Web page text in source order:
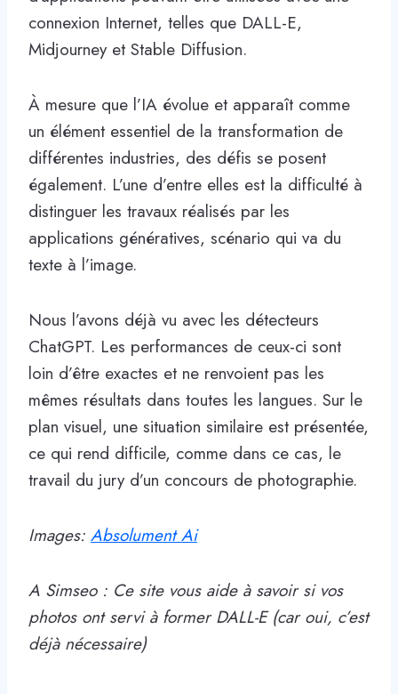
connexion Internet, telles que DALL-E,
Midjourney et Stable Diffusion.
À mesure que l’IA évolue et apparaît comme
un élément essentiel de la transformation de
différentes industries, des défis se posent
également. L’une d’entre elles est la difficulté à
distinguer les travaux réalisés par les
applications génératives, scénario qui va du
texte à l’image.
Nous l’avons déjà vu avec les détecteurs
ChatGPT. Les performances de ceux-ci sont
loin d’être exactes et ne renvoient pas les
mêmes résultats dans toutes les langues. Sur le
plan visuel, une situation similaire est présentée,
ce qui rend difficile, comme dans ce cas, le
travail du jury d’un concours de photographie.
Images: Absolument Ai
A Simseo : Ce site vous aide à savoir si vos
photos ont servi à former DALL-E (car oui, c’est
déjà nécessaire)